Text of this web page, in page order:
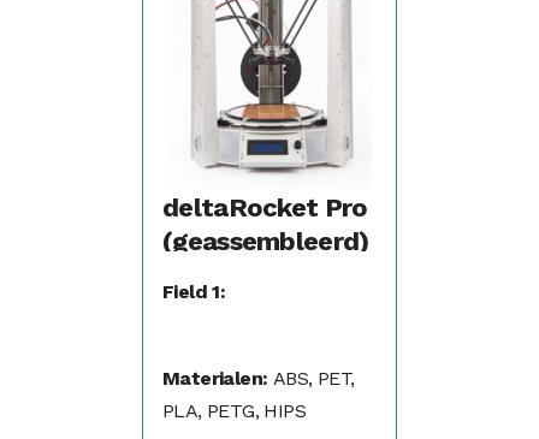
deltaRocket Pro
(geassembleerd)
Field 1:
Materialen: ABS, PET,
PLA, PETG, HIPS